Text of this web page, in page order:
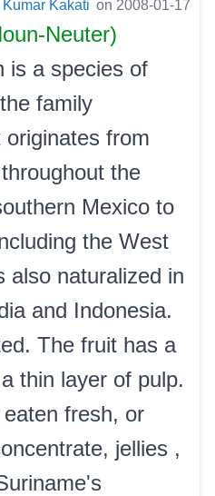
Kumar Kakati on 2008-01-17
Neuter)
is a species of
family
from
the
Mexico to
the West
also naturalized in
and Indonesia.
The fruit has a
thin layer of pulp.
fresh, or
jellies ,